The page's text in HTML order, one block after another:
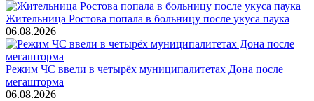
Жительница Ростова попала в больницу после укуса паука
06.08.2026
Режим ЧС ввели в четырёх муниципалитетах Дона после
мегашторма
06.08.2026